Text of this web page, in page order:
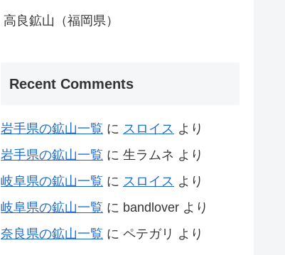
高良鉱山（福岡県）
Recent Comments
岩手県の鉱山一覧 に スロイス より
岩手県の鉱山一覧 に 生ラムネ より
岐阜県の鉱山一覧 に スロイス より
岐阜県の鉱山一覧 に bandlover より
奈良県の鉱山一覧 に ペテガリ より